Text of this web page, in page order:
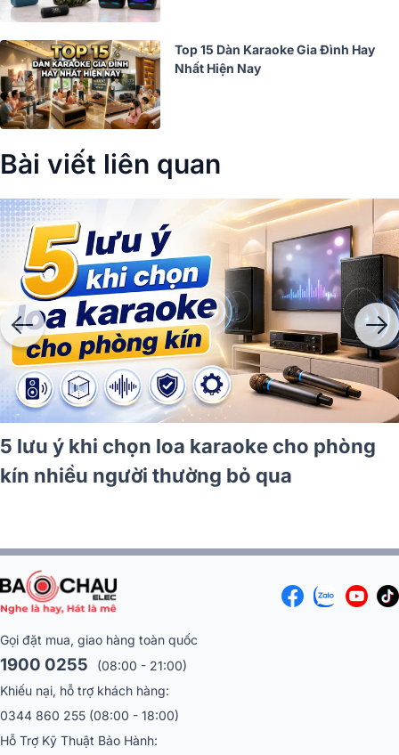
Top 15 Dàn Karaoke Gia Đình Hay
Nhất Hiện Nay
Bài viết liên quan
Phòng 20 - 30m² nên chọn loa karaoke
bass bao nhiêu?
Gọi đặt mua, giao hàng toàn quốc
1900 0255
(08:00 - 21:00)
Khiếu nại, hỗ trợ khách hàng:
0344 860 255 (08:00 - 18:00)
Hỗ Trợ Kỹ Thuật Bảo Hành: